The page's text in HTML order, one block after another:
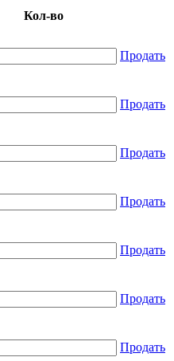
Кол-во
Продать
Продать
Продать
Продать
Продать
Продать
Продать